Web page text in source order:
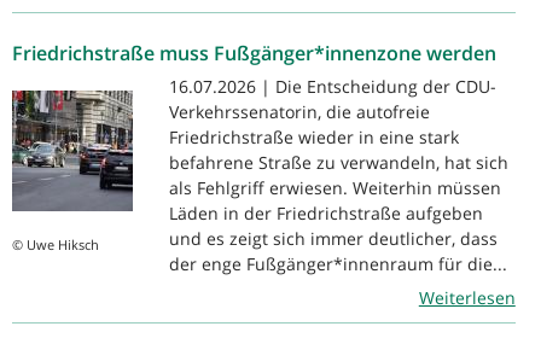
Friedrichstraße muss Fußgänger*innenzone werden
© Uwe Hiksch
16.07.2026 | Die Entscheidung der CDU-
Verkehrssenatorin, die autofreie
Friedrichstraße wieder in eine stark
befahrene Straße zu verwandeln, hat sich
als Fehlgriff erwiesen. Weiterhin müssen
Läden in der Friedrichstraße aufgeben
und es zeigt sich immer deutlicher, dass
der enge Fußgänger*innenraum für die...
Weiterlesen